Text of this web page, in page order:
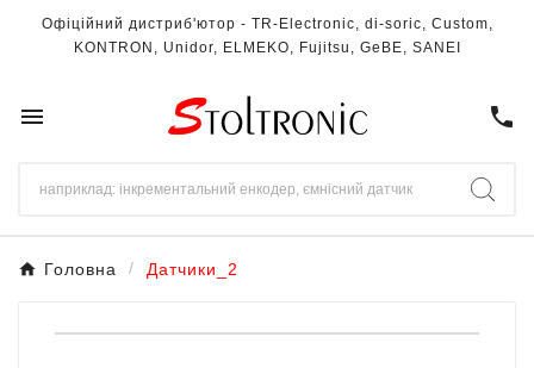
Офіційний дистриб'ютор - TR-Electronic, di-soric, Custom,
KONTRON, Unidor, ELMEKO, Fujitsu, GeBE, SANEI
 call
Головна Датчики_2